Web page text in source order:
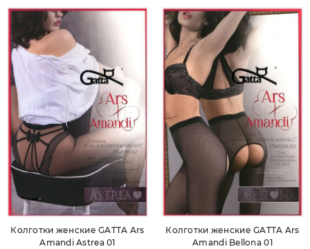
Колготки женские GATTA Ars
Amandi Astrea 01
Колготки женские GATTA Ars
Amandi Bellona 01